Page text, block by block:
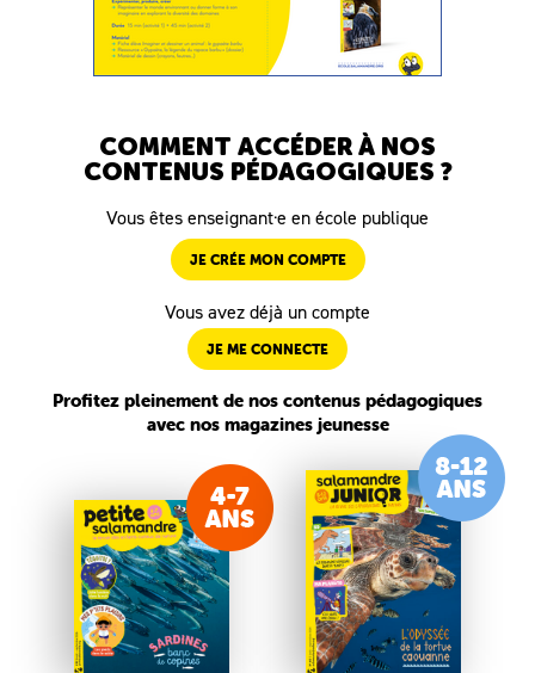
COMMENT ACCÉDER À NOS
CONTENUS PÉDAGOGIQUES ?
Vous êtes enseignant·e en école publique
JE CRÉE MON COMPTE
Vous avez déjà un compte
JE ME CONNECTE
Profitez pleinement de nos contenus pédagogiques
avec nos magazines jeunesse